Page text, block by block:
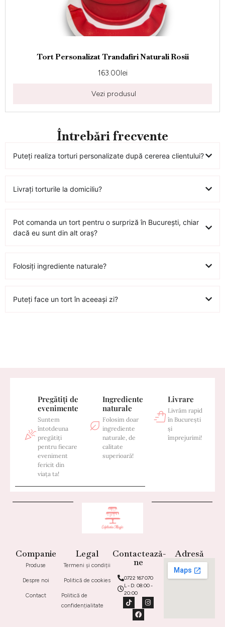
Tort Personalizat Trandafiri Naturali Rosii
163.00lei
Vezi produsul
Întrebări frecvente
Puteți realiza torturi personalizate după cererea clientului?
Livrați torturile la domiciliu?
Pot comanda un tort pentru o surpriză în București, chiar
dacă eu sunt din alt oraș?
Folosiți ingrediente naturale?
Puteți face un tort în aceeași zi?
Pregătiți de
evenimente
Suntem
întotdeuna
pregătiți
pentru fiecare
eveniment
fericit din
viața ta!
Ingrediente
naturale
Folosim doar
ingrediente
naturale, de
calitate
superioară!
Livrare
Livrăm rapid
în București
și
împrejurimi!
Contactează-
ne
0722 167 070
L - D: 08:00 -
20:00
Companie
Produse
Despre noi
Contact
Legal
Termeni și condiții
Politică de cookies
Politică de
confidențialitate
Adresă